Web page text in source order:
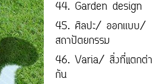
44. Garden design
45. ศิลปะ/ ออกเเบบ/
สถาปัตยกรรม
46. Varia/ สิ่งที่แตกต่
กัน